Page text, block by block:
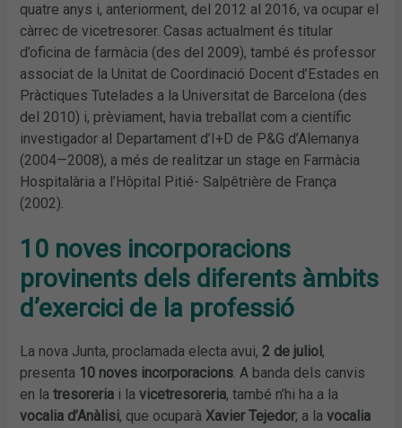
quatre anys i, anteriorment, del 2012 al 2016, va ocupar el
càrrec de vicetresorer. Casas actualment és titular
d’oficina de farmàcia (des del 2009), també és professor
associat de la Unitat de Coordinació Docent d’Estades en
Pràctiques Tutelades a la Universitat de Barcelona (des
del 2010) i, prèviament, havia treballat com a científic
investigador al Departament d’I+D de P&G d’Alemanya
(2004—2008), a més de realitzar un stage en Farmàcia
Hospitalària a l’Hôpital Pitié- Salpêtrière de França
(2002).
10 noves incorporacions
provinents dels diferents àmbits
d’exercici de la professió
La nova Junta, proclamada electa avui, 2 de juliol,
presenta 10 noves incorporacions. A banda dels canvis
en latresoreria i lavicetresoreria, també n’hi ha a la
vocalia d’Anàlisi, que ocuparàXavier Tejedor; a lavocalia